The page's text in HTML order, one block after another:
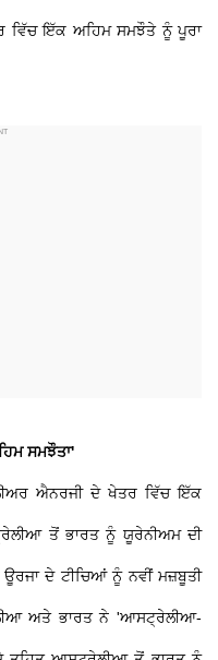
ਵਿੱਚ ਇੱਕ ਅਹਿਮ ਸਮਝੌਤੇ ਨੂੰ ਪੂਰਾ
ਸਮਝੌਤਾ'
ਐਨਰਜੀ ਦੇ ਖੇਤਰ ਵਿੱਚ ਇੱਕ
ਤੋਂ ਭਾਰਤ ਨੂੰ ਯੂਰੇਨੀਅਮ ਦੀ
ਦੇ ਟੀਚਿਆਂ ਨੂੰ ਨਵੀਂ ਮਜ਼ਬੂਤੀ
ਅਤੇ ਭਾਰਤ ਨੇ 'ਆਸਟ੍ਰੇਲੀਆ-